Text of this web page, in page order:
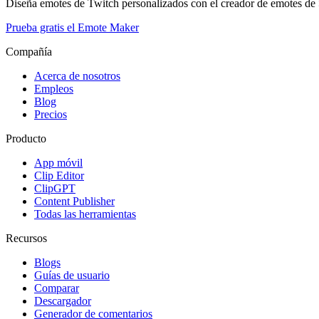
Diseña emotes de Twitch personalizados con el creador de emotes de
Prueba gratis el Emote Maker
Compañía
Acerca de nosotros
Empleos
Blog
Precios
Producto
App móvil
Clip Editor
ClipGPT
Content Publisher
Todas las herramientas
Recursos
Blogs
Guías de usuario
Comparar
Descargador
Generador de comentarios